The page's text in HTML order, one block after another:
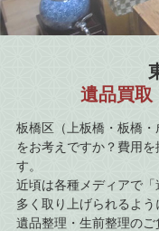
遺品買取
板橋区（上板橋・板橋
をお考えですか？費用
す。
近頃は各種メディアで
多く取り上げられるよう
遺品整理・生前整理の